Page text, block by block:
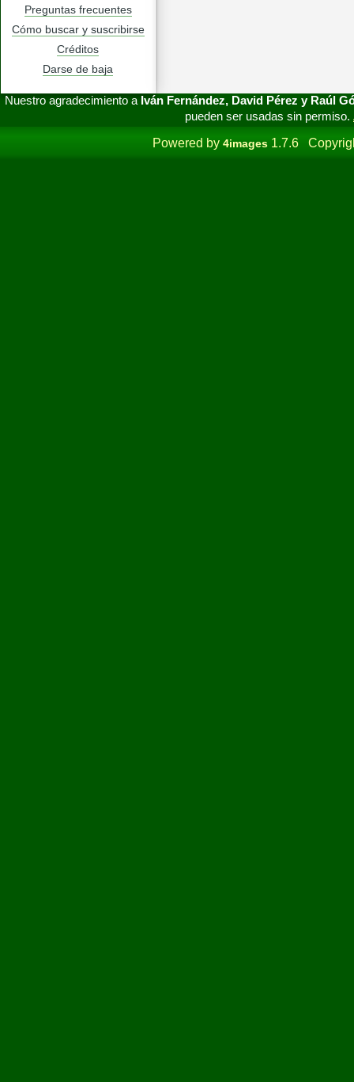
Preguntas frecuentes
Cómo buscar y suscribirse
Créditos
Darse de baja
Nuestro agradecimiento a Iván Fernández, David Pérez y Raúl
pueden ser usadas sin permiso.
Powered by 4images 1.7.6